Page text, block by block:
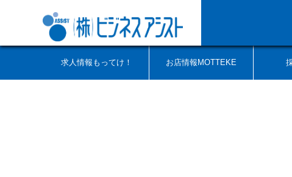
求人情報もってけ！ お店情報MOTTEKE